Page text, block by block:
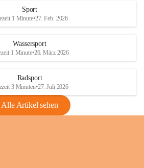
18
Sport
1 Minute•27. Feb. 2026
Wassersport
1 Minute•26. März 2026
Radsport
3 Minuten•27. Juli 2026
Alle Artikel sehen